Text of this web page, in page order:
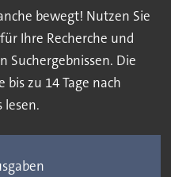
bewegt! Nutzen Sie
Ihre Recherche und
Suchergebnissen. Die
bis zu 14 Tage nach
lesen.